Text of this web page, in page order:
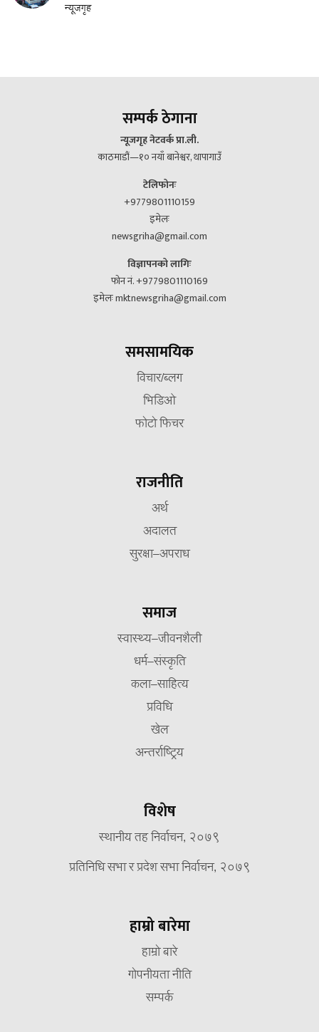
न्यूजगृह
सम्पर्क ठेगाना
न्यूजगृह नेटवर्क प्रा.ली.
काठमाडौं—१० नयाँ बानेश्वर, थापागाउँ
टेलिफोनः
+9779801110159
इमेलः
newsgriha@gmail.com
विज्ञापनको लागिः
फोन नं. +9779801110169
इमेलः mktnewsgriha@gmail.com
समसामयिक
विचार/ब्लग
भिडिओ
फोटो फिचर
राजनीति
अर्थ
अदालत
सुरक्षा–अपराध
समाज
स्वास्थ्य–जीवनशैली
धर्म–संस्कृति
कला–साहित्य
प्रविधि
खेल
अन्तर्राष्ट्रिय
विशेष
स्थानीय तह निर्वाचन, २०७९
प्रतिनिधि सभा र प्रदेश सभा निर्वाचन, २०७९
हाम्रो बारेमा
हाम्रो बारे
गोपनीयता नीति
सम्पर्क